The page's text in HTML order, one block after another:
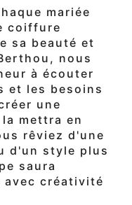
mariée
coiffure
sa beauté et
nous
à écouter
et les besoins
une
mettra en
rêviez d'une
d'un style plus
saura
avec créativité